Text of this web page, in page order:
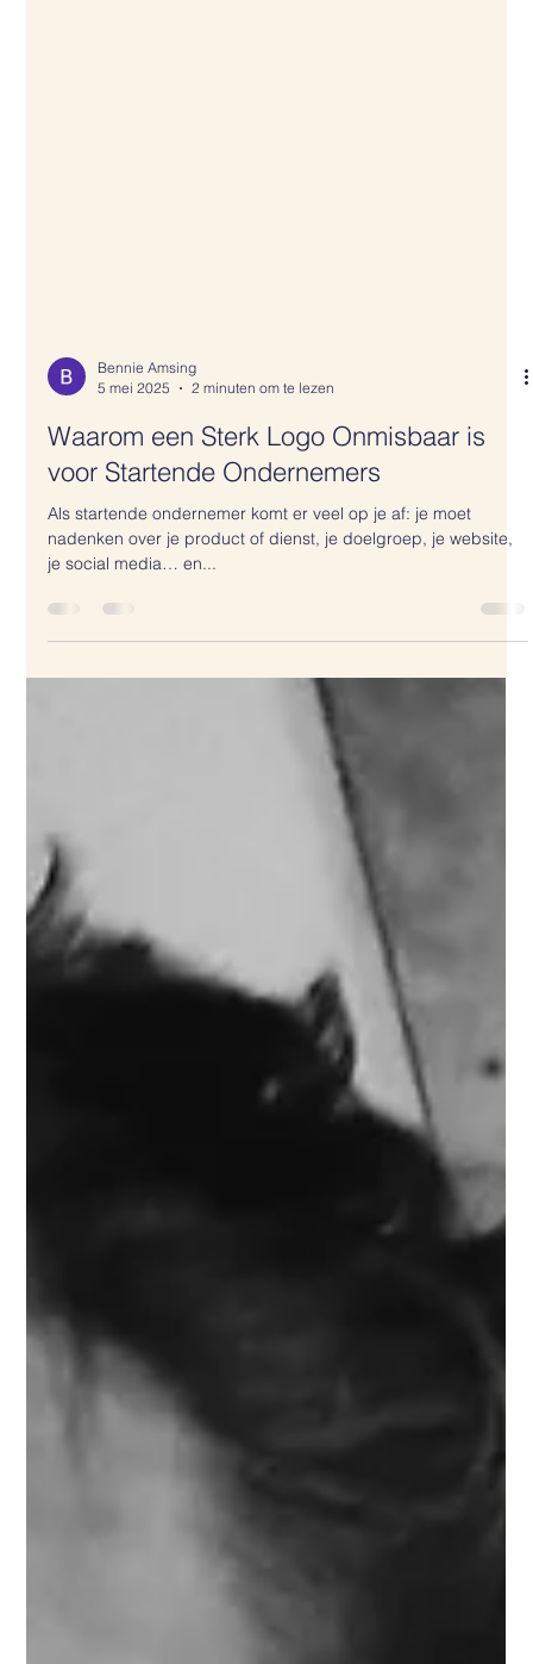
5 mei 2025
2 minuten om te lezen
Waarom een Sterk Logo Onmisbaar is
voor Startende Ondernemers
Als startende ondernemer komt er veel op je af: je moet
je social media… en...